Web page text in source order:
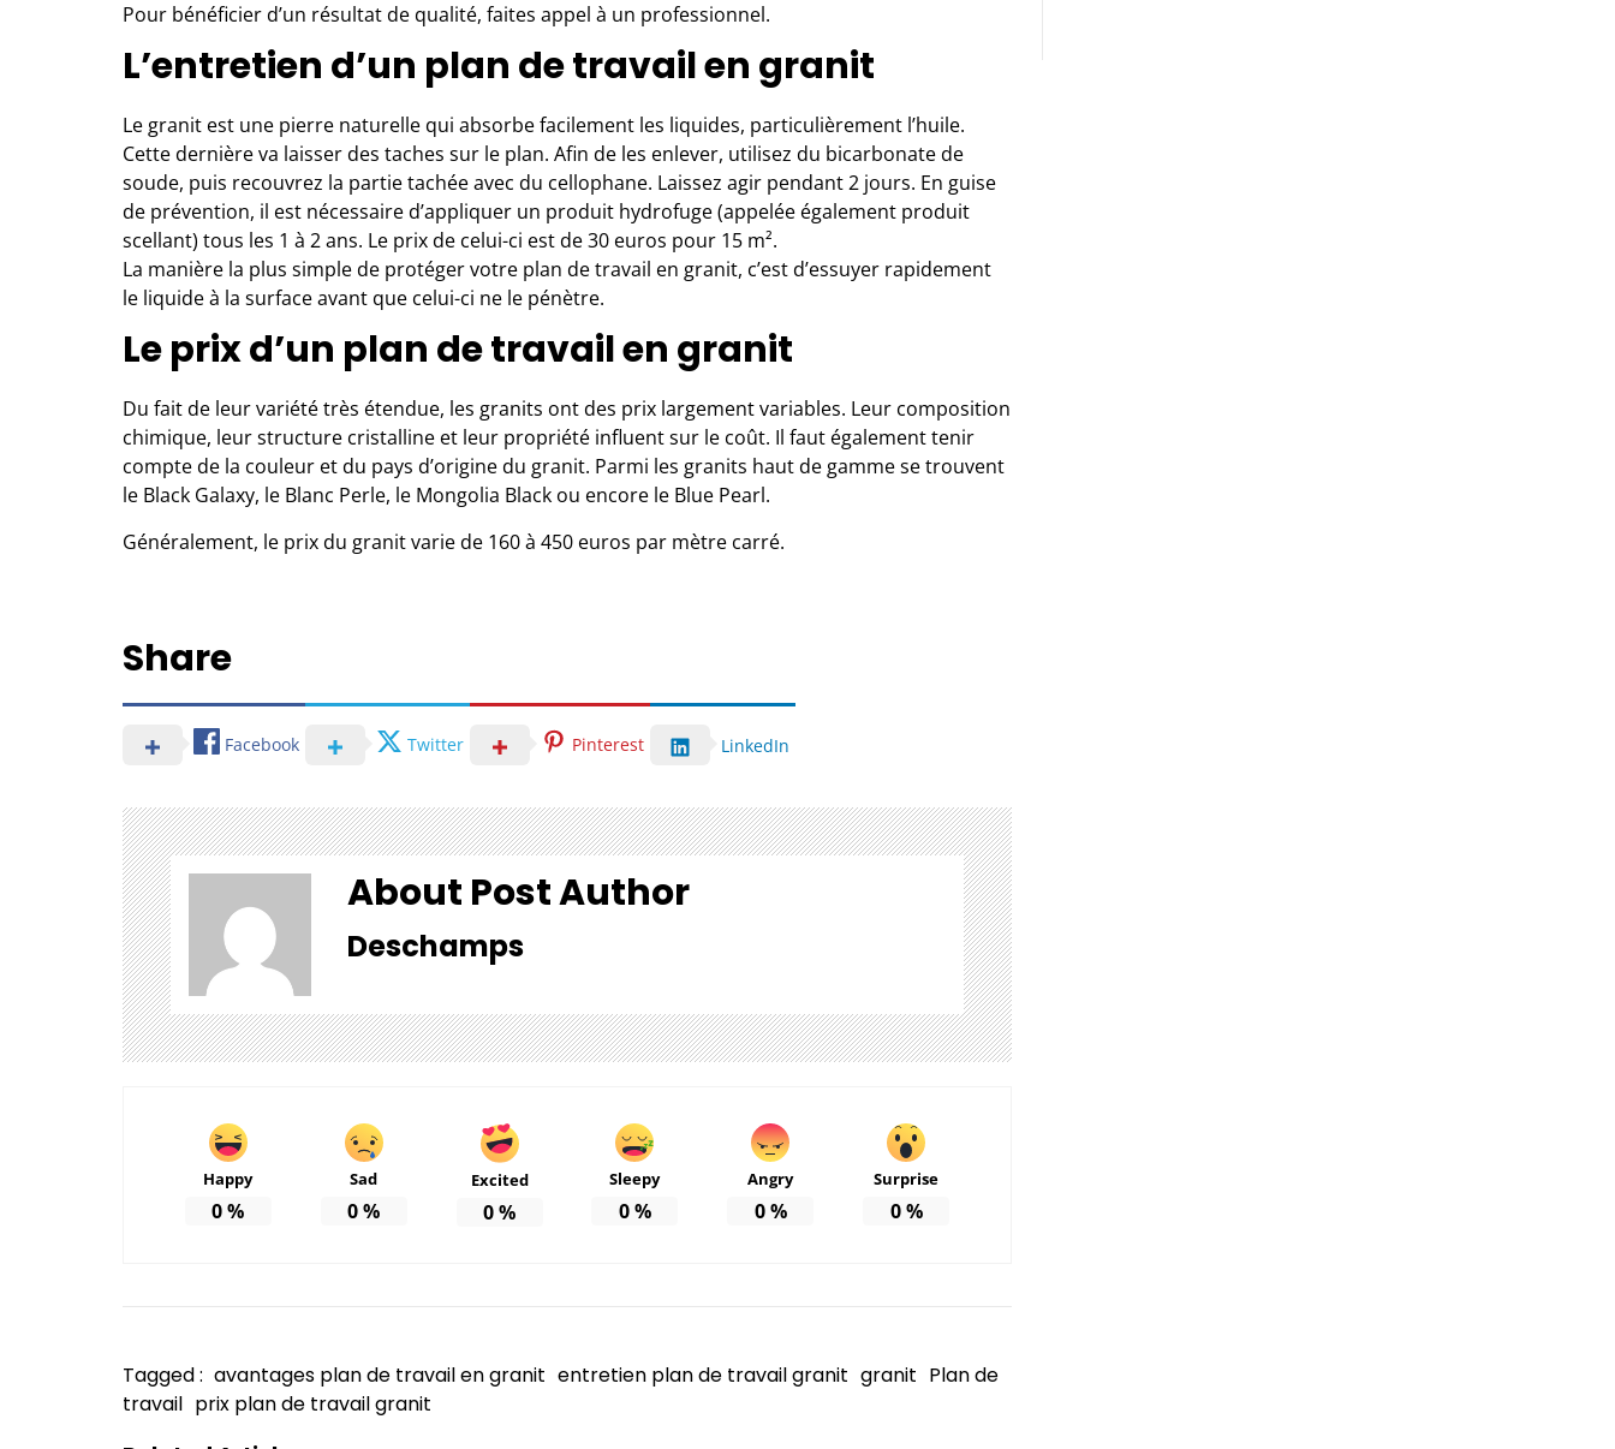
Pour bénéficier d’un résultat de qualité, faites appel à un professionnel.
L’entretien d’un plan de travail en granit
Le granit est une pierre naturelle qui absorbe facilement les liquides, particulièrement l’huile.
Cette dernière va laisser des taches sur le plan. Afin de les enlever, utilisez du bicarbonate de
soude, puis recouvrez la partie tachée avec du cellophane. Laissez agir pendant 2 jours. En guise
de prévention, il est nécessaire d’appliquer un produit hydrofuge (appelée également produit
scellant) tous les 1 à 2 ans. Le prix de celui-ci est de 30 euros pour 15 m².
La manière la plus simple de protéger votre plan de travail en granit, c’est d’essuyer rapidement
le liquide à la surface avant que celui-ci ne le pénètre.
Le prix d’un plan de travail en granit
Du fait de leur variété très étendue, les granits ont des prix largement variables. Leur composition
chimique, leur structure cristalline et leur propriété influent sur le coût. Il faut également tenir
compte de la couleur et du pays d’origine du granit. Parmi les granits haut de gamme se trouvent
le Black Galaxy, le Blanc Perle, le Mongolia Black ou encore le Blue Pearl.
Généralement, le prix du granit varie de 160 à 450 euros par mètre carré.
Share
Facebook Twitter Pinterest LinkedIn
About Post Author
Deschamps
Happy
0%
Sad
0%
Excited
0%
Sleepy
0%
Angry
0%
Surprise
0%
Tagged : avantages plan de travail en granit entretien plan de travail granit granit Plan de
travail prix plan de travail granit